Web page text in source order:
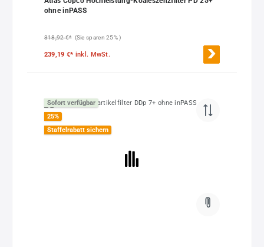
ohne inPASS
318,92 €* (Sie sparen 25% )
239,19 €* inkl. MwSt.
Sofort verfügbar
25%
Staffelrabatt sichern